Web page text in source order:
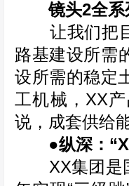
镜头2全系
让我们把目
路基建设所需
设所需的稳定
工机械，XX
说，成套供给
●纵深：
XX集团是国